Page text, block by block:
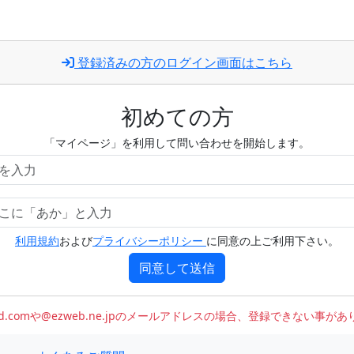
登録済みの方のログイン画面はこちら
初めての方
「マイページ」を利用して問い合わせを開始します。
利用規約およびプライバシーポリシー に同意の上ご利用下さい。
同意して送信
や@ezweb.ne.jpのメールアドレスの場合、登録できない事があ